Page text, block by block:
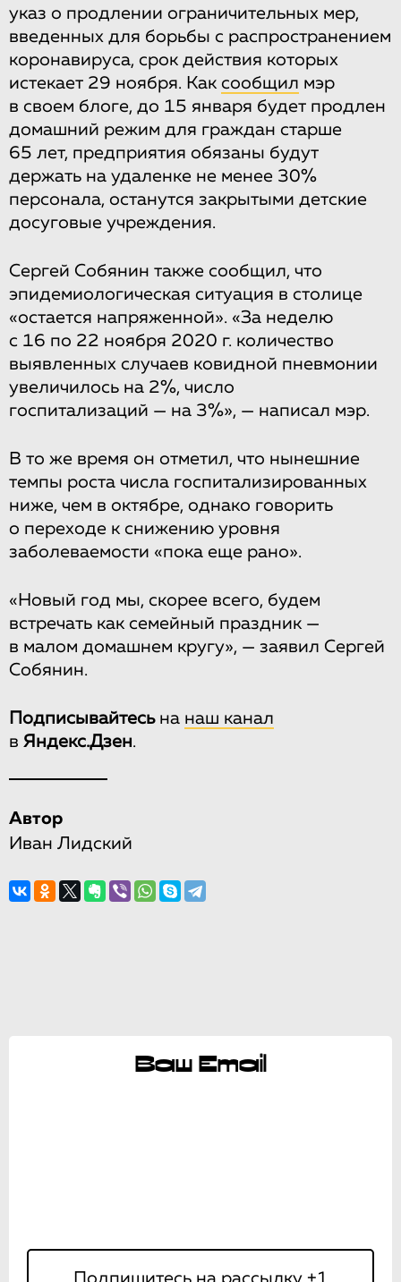
указ о продлении ограничительных мер,
введенных для борьбы с распространением
коронавируса, срок действия которых
истекает 29 ноября. Как сообщил мэр
в своем блоге, до 15 января будет продлен
домашний режим для граждан старше
65 лет, предприятия обязаны будут
держать на удаленке не менее 30%
персонала, останутся закрытыми детские
досуговые учреждения.
Сергей Собянин также сообщил, что
эпидемиологическая ситуация в столице
«остается напряженной». «За неделю
с 16 по 22 ноября 2020 г. количество
выявленных случаев ковидной пневмонии
увеличилось на 2%, число
госпитализаций — на 3%», — написал мэр.
В то же время он отметил, что нынешние
темпы роста числа госпитализированных
ниже, чем в октябре, однако говорить
о переходе к снижению уровня
заболеваемости «пока еще рано».
«Новый год мы, скорее всего, будем
встречать как семейный праздник —
в малом домашнем кругу», — заявил Сергей
Собянин.
Подписывайтесьна наш канал
в Яндекс.Дзен.
Автор
Иван Лидский
Ваш Email